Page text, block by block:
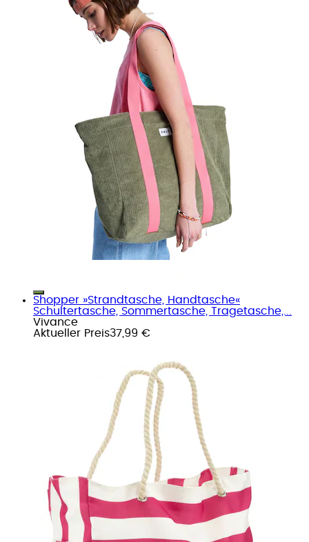
Shopper »Strandtasche, Handtasche«
Schultertasche, Sommertasche, Tragetasche,...
Vivance
Aktueller Preis37,99 €